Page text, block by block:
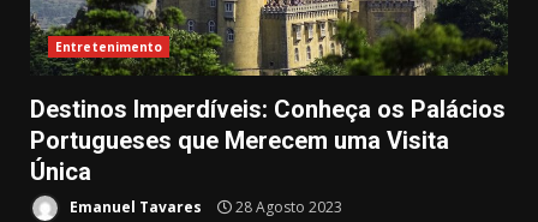
Entretenimento
Destinos Imperdíveis: Conheça os Palácios
Portugueses que Merecem uma Visita
Única
Emanuel Tavares 28 Agosto 2023